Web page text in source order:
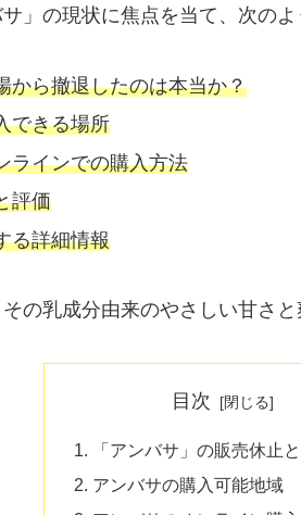
」の現状に焦点を当て、次の
から撤退したのは本当か？
できる場所
ラインでの購入方法
評価
る詳細情報
の乳成分由来のやさしい甘さ
目次
「アンバサ」の販売休止
アンバサの購入可能地域